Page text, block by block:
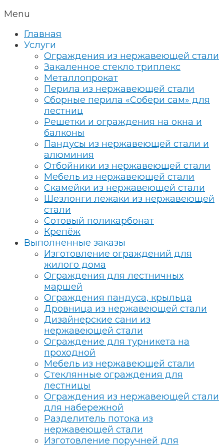
Menu
Главная
Услуги
Ограждения из нержавеющей стали
Закаленное стекло триплекс
Металлопрокат
Перила из нержавеющей стали
Сборные перила «Собери сам» для
лестниц
Решетки и ограждения на окна и
балконы
Пандусы из нержавеющей стали и
алюминия
Отбойники из нержавеющей стали
Мебель из нержавеющей стали
Скамейки из нержавеющей стали
Шезлонги лежаки из нержавеющей
стали
Сотовый поликарбонат
Крепёж
Выполненные заказы
Изготовление ограждений для
жилого дома
Ограждения для лестничных
маршей
Ограждения пандуса, крыльца
Дровница из нержавеющей стали
Дизайнерские сани из
нержавеющей стали
Ограждение для турникета на
проходной
Мебель из нержавеющей стали
Стеклянные ограждения для
лестницы
Ограждения из нержавеющей стали
для набережной
Разделитель потока из
нержавеющей стали
Изготовление поручней для